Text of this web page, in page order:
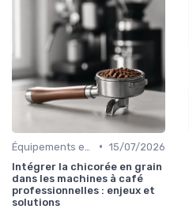
• 15/07/2026
Intégrer la chicorée en grain
dans les machines à café
professionnelles : enjeux et
solutions